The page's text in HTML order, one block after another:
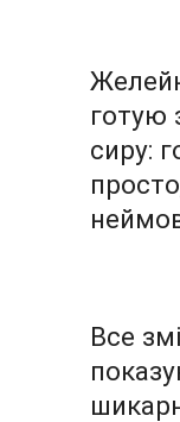
готую
сиру:
Все